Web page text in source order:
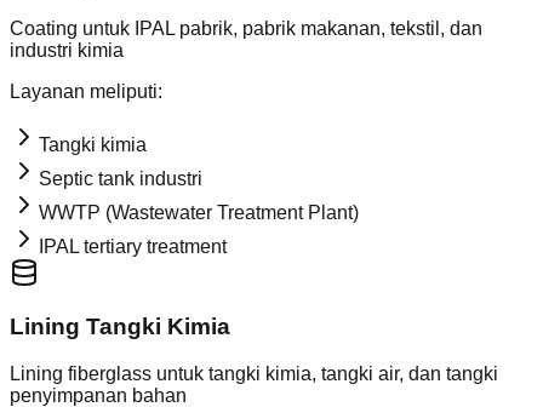
Coating untuk IPAL pabrik, pabrik makanan, tekstil, dan
industri kimia
Layanan meliputi:
Tangki kimia
Septic tank industri
WWTP (Wastewater Treatment Plant)
IPAL tertiary treatment
Lining Tangki Kimia
Lining fiberglass untuk tangki kimia, tangki air, dan tangki
penyimpanan bahan